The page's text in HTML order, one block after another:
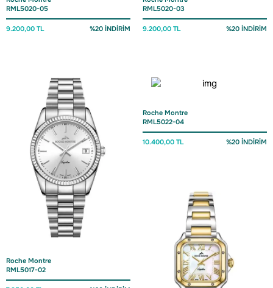
RML5020-05
9.200,00 TL %20 İNDİRİM
RML5020-03
9.200,00 TL %20 İNDİRİM
Roche Montre
RML5017-02
Roche Montre
RML5022-04
10.400,00 TL %20 İNDİRİM